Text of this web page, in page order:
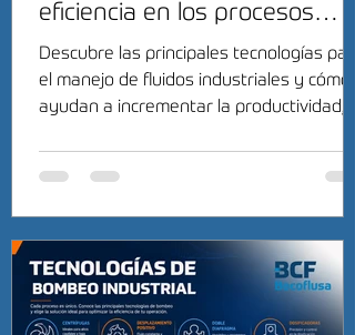
eficiencia en los procesos
industriales
Descubre las principales tecnologías para
el manejo de fluidos industriales y cómo
ayudan a incrementar la productividad,